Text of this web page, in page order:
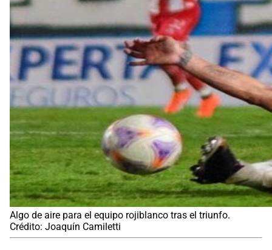
Algo de aire para el equipo rojiblanco tras el triunfo.
Crédito: Joaquín Camiletti